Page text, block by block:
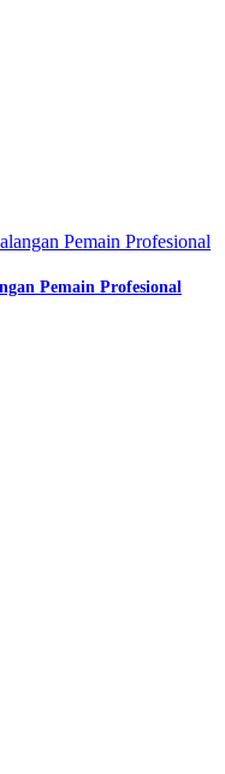
Pemain Profesional